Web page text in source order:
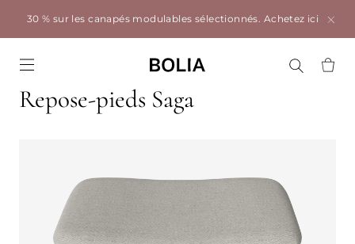
30 % sur les canapés modulables sélectionnés. Achetez ici
Repose-pieds Saga